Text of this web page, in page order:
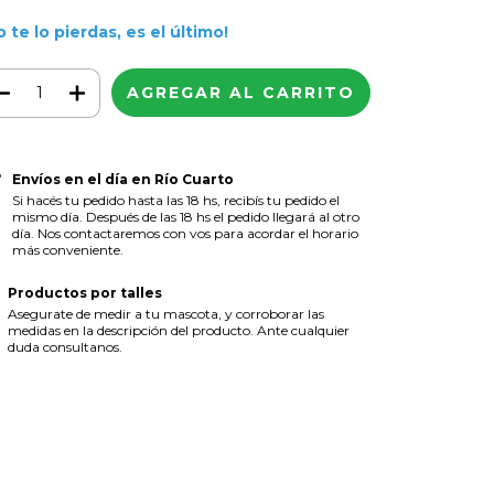
te lo pierdas, es el último!
Envíos en el día en Río Cuarto
Si hacés tu pedido hasta las 18 hs, recibís tu pedido el
mismo día. Después de las 18 hs el pedido llegará al otro
día. Nos contactaremos con vos para acordar el horario
más conveniente.
Productos por talles
Asegurate de medir a tu mascota, y corroborar las
medidas en la descripción del producto. Ante cualquier
duda consultanos.